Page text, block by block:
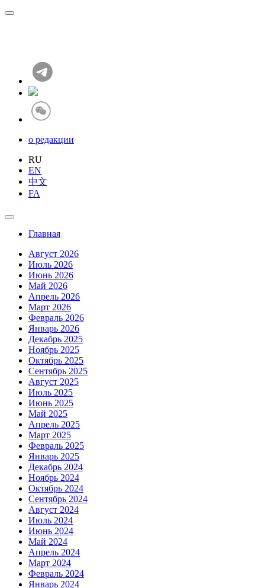
о редакции
RU
EN
中文
FA
Главная
Август 2026
Июль 2026
Июнь 2026
Май 2026
Апрель 2026
Март 2026
Февраль 2026
Январь 2026
Декабрь 2025
Ноябрь 2025
Октябрь 2025
Сентябрь 2025
Август 2025
Июль 2025
Июнь 2025
Май 2025
Апрель 2025
Март 2025
Февраль 2025
Январь 2025
Декабрь 2024
Ноябрь 2024
Октябрь 2024
Сентябрь 2024
Август 2024
Июль 2024
Июнь 2024
Май 2024
Апрель 2024
Март 2024
Февраль 2024
Январь 2024